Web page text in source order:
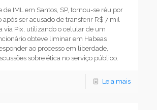
de IML em Santos, SP, tornou-se réu por
ser acusado de transferir R$ 7 mil
via Pix, utilizando o celular de um
obteve liminar em Habeas
ao processo em liberdade,
sobre ética no serviço público.
Leia mais